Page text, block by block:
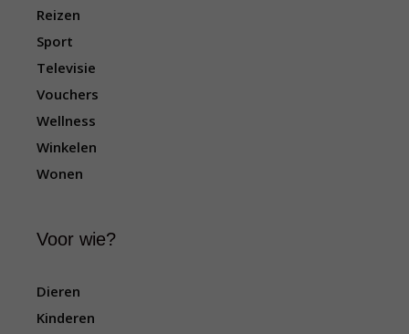
Reizen
Sport
Televisie
Vouchers
Wellness
Winkelen
Wonen
Voor wie?
Dieren
Kinderen